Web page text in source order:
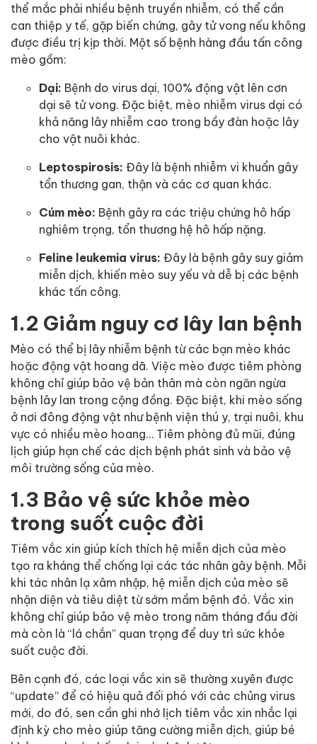
thể mắc phải nhiều bệnh truyền nhiễm, có thể cần
can thiệp y tế, gặp biến chứng, gây tử vong nếu không
được điều trị kịp thời. Một số bệnh hàng đầu tấn công
mèo gồm:
Dại: Bệnh do virus dại, 100% động vật lên cơn
dại sẽ tử vong. Đặc biệt, mèo nhiễm virus dại có
khả năng lây nhiễm cao trong bầy đàn hoặc lây
cho vật nuôi khác.
Leptospirosis: Đây là bệnh nhiễm vi khuẩn gây
tổn thương gan, thận và các cơ quan khác.
Cúm mèo: Bệnh gây ra các triệu chứng hô hấp
nghiêm trọng, tổn thương hệ hô hấp nặng.
Feline leukemia virus: Đây là bệnh gây suy giảm
miễn dịch, khiến mèo suy yếu và dễ bị các bệnh
khác tấn công.
1.2 Giảm nguy cơ lây lan bệnh
Mèo có thể bị lây nhiễm bệnh từ các bạn mèo khác
hoặc động vật hoang dã. Việc mèo được tiêm phòng
không chỉ giúp bảo vệ bản thân mà còn ngăn ngừa
bệnh lây lan trong cộng đồng. Đặc biệt, khi mèo sống
ở nơi đông động vật như bệnh viện thú y, trại nuôi, khu
vực có nhiều mèo hoang… Tiêm phòng đủ mũi, đúng
lịch giúp hạn chế các dịch bệnh phát sinh và bảo vệ
môi trường sống của mèo.
1.3 Bảo vệ sức khỏe mèo
trong suốt cuộc đời
Tiêm vắc xin giúp kích thích hệ miễn dịch của mèo
tạo ra kháng thể chống lại các tác nhân gây bệnh. Mỗi
khi tác nhân lạ xâm nhập, hệ miễn dịch của mèo sẽ
nhận diện và tiêu diệt từ sớm mầm bệnh đó. Vắc xin
không chỉ giúp bảo vệ mèo trong năm tháng đầu đời
mà còn là “lá chắn” quan trọng để duy trì sức khỏe
suốt cuộc đời.
Bên cạnh đó, các loại vắc xin sẽ thường xuyên được
“update” để có hiệu quả đối phó với các chủng virus
mới, do đó, sen cần ghi nhớ lịch tiêm vắc xin nhắc lại
định kỳ cho mèo giúp tăng cường miễn dịch, giúp bé